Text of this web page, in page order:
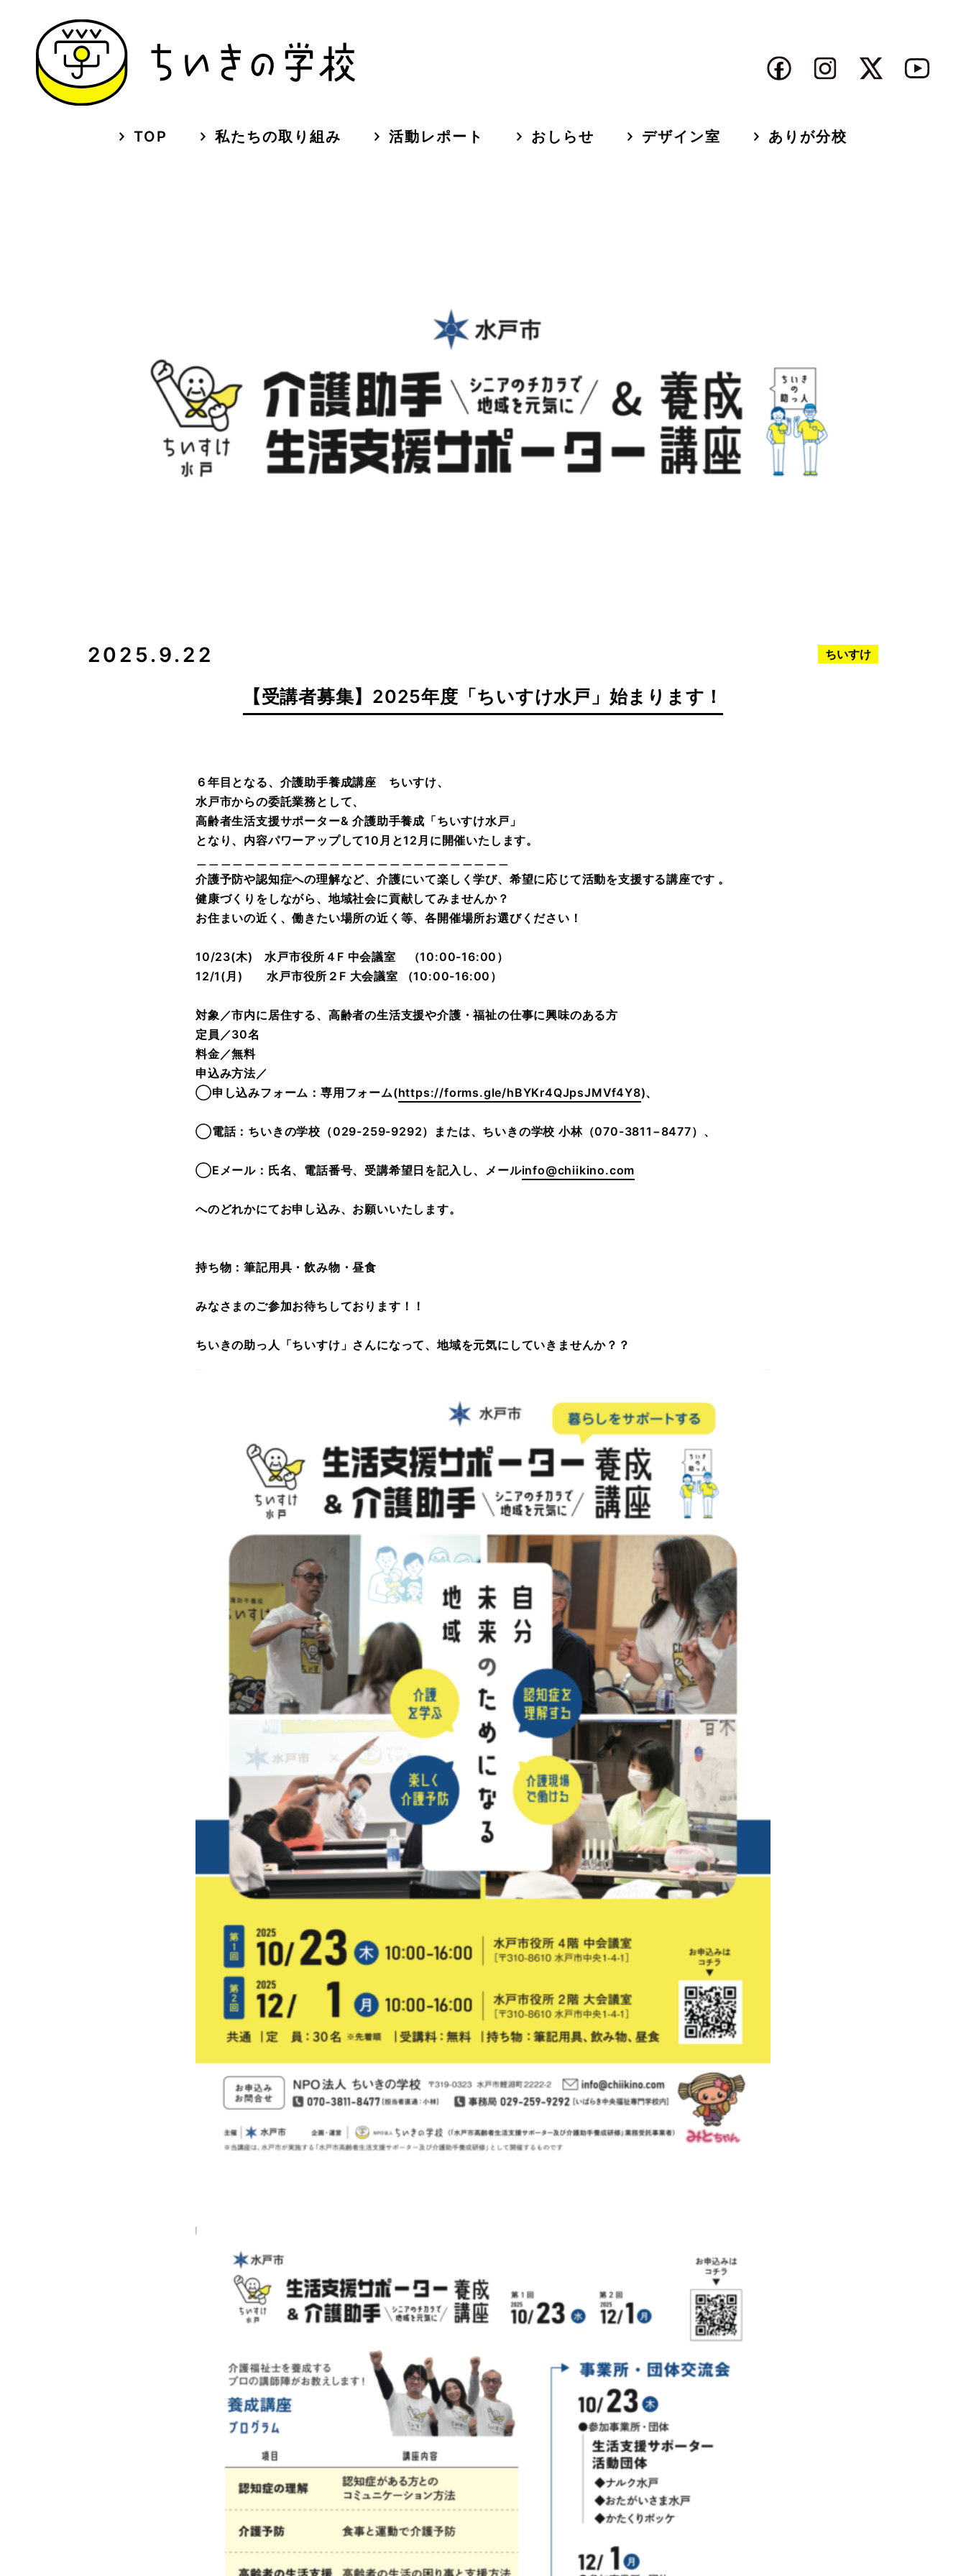
TOP 私たちの取り組み 活動レポート おしらせ デザイン室 ありが分校
2025.9.22 ちいすけ
【受講者募集】2025年度「ちいすけ水戸」始まります！
６年目となる、介護助手養成講座 ちいすけ、
水戸市からの委託業務として、
高齢者生活支援サポーター&介護助手養成「ちいすけ水戸」
となり、内容パワーアップして10月と12月に開催いたします。
介護予防や認知症への理解など、介護にいて楽しく学び、希望に応じて活動を支援する講座です 。
健康づくりをしながら、地域社会に貢献してみませんか？
お住まいの近く、働きたい場所の近く等、各開催場所お選びください！
10/23(木) 水戸市役所４F 中会議室 （10:00-16:00）
12/1(月) 水戸市役所２F 大会議室 （10:00-16:00）
対象／市内に居住する、高齢者の生活支援や介護・福祉の仕事に興味のある方
定員／30名
料金／無料
申込み方法／
◯申し込みフォーム：専用フォーム(https://forms.gle/hBYKr4QJpsJMVf4Y8)、
◯電話：ちいきの学校（029-259-9292）または、ちいきの学校 小林（070-3811−8477） 、
◯Eメール：氏名、電話番号、受講希望日を記入し、メールinfo@chiikino.com
へのどれかにてお申し込み、お願いいたします。
持ち物：筆記用具・飲み物・昼食
みなさまのご参加お待ちしております！！
ちいきの助っ人「ちいすけ」さんになって、地域を元気にしていきませんか？？